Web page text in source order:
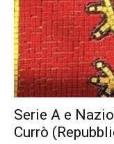
Serie A e
Currò